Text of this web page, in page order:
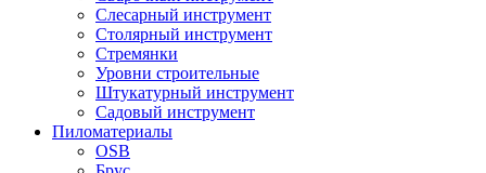
Слесарный инструмент
Столярный инструмент
Стремянки
Уровни строительные
Штукатурный инструмент
Садовый инструмент
Пиломатериалы
OSB